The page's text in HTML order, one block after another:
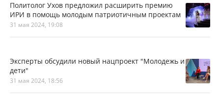
Политолог Ухов предложил расширить премию
ИРИ в помощь молодым патриотичным проектам
31 мая 2024, 19:08
Эксперты обсудили новый нацпроект "Молодежь и
дети"
31 мая 2024, 18:56